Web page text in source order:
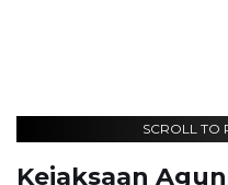
SCROLL TO
Kejaksaan